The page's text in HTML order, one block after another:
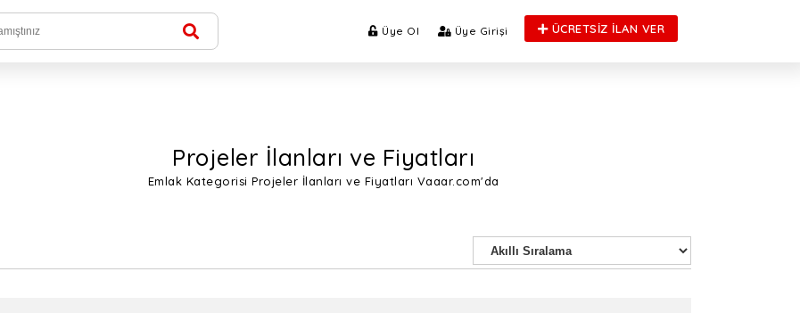
ÜCRETSİZ İLAN VER
Üye Ol Üye Girişi
Projeler İlanları ve Fiyatları
Emlak Kategorisi Projeler İlanları ve Fiyatları Vaaar.com'da